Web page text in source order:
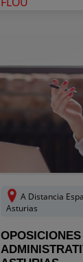
A Distancia
Asturias